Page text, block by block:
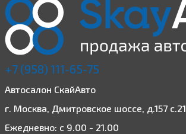
+7 (958) 111-65-75
Автосалон СкайАвто
г. Москва, Дмитровское шоссе, д.157 с.21
Ежедневно: с 9.00 - 21.00